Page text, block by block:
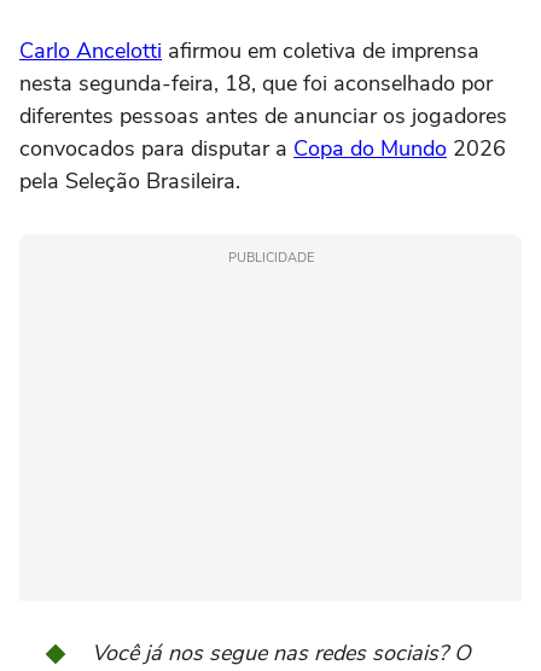
pôquer’
Copa
Carlo Ancelotti afirmou em coletiva de imprensa
nesta segunda-feira, 18, que foi aconselhado por
diferentes pessoas antes de anunciar os jogadores
convocados para disputar a Copa do Mundo 2026
pela Seleção Brasileira.
PUBLICIDADE
Você já nos segue nas redes sociais? O